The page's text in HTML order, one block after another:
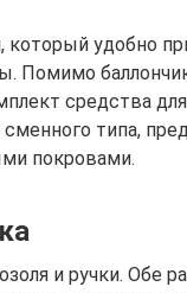
удобно
Помимо
средства
типа,
покровами.
и ручки. Обе